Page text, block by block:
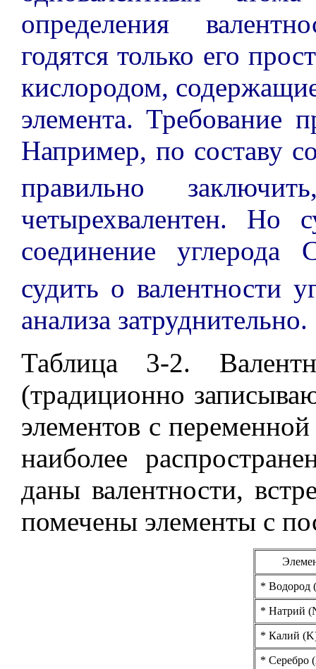
определения
годятся только его
кислородом,
элемента. Требование
Например, по составу
правильно
четырехвалентен. Но
соединение углерода
судить о валентности
анализа затруднительно.
Таблица 3-2.
(традиционно
элементов с
наиболее
даны валентности,
помечены элементы с
* Водород
* Натрий
* Калий
* Серебро